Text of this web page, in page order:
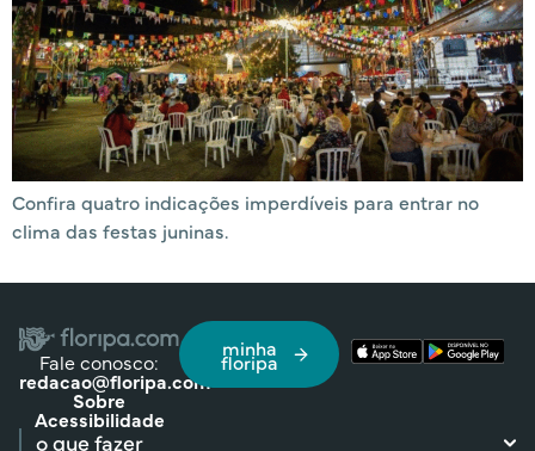
Confira quatro indicações imperdíveis para entrar no
clima das festas juninas.
Fale conosco:
redacao@floripa.com
Sobre
Acessibilidade
minha
floripa
o que fazer